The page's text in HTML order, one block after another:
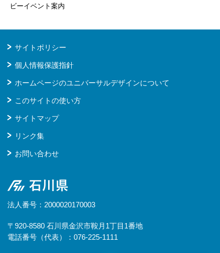
ビーイベント案内
サイトポリシー
個人情報保護指針
ホームページのユニバーサルデザインについて
このサイトの使い方
サイトマップ
リンク集
お問い合わせ
石川県
法人番号：2000020170003
〒920-8580 石川県金沢市鞍月1丁目1番地
電話番号（代表）：076-225-1111